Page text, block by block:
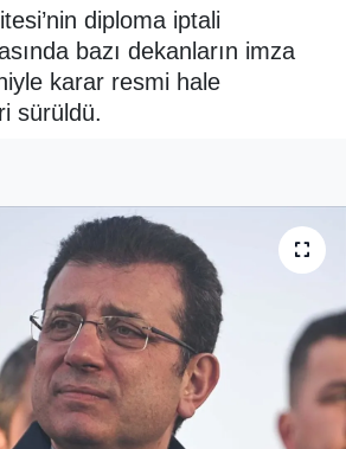
diploma iptali
bazı dekanların imza
karar resmi hale
sürüldü.